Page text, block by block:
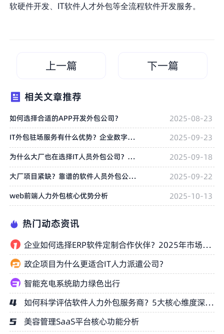
软硬件开发、IT软件人才外包等全流程软件开发服务。
上一篇 下一篇
相关文章推荐
如何选择合适的APP开发外包公司？ 2025-08-23
IT外包驻场服务有什么优势？企业数字化转型必看的合作模式 2025-09-23
为什么大厂也在选择IT人员外包公司？原因出乎意料 2025-09-18
大厂项目紧缺？靠谱的软件人员外包公司帮你快速扩充团队 2025-09-22
web前端人力外包核心优势分析 2025-10-13
热门动态资讯
企业如何选择ERP软件定制合作伙伴？2025年市场主流厂商盘点
政企项目为什么更适合IT人力派遣公司？
智能充电系统助力绿色出行
如何科学评估软件人力外包服务商？5大核心维度深度解析
美容管理SaaS平台核心功能分析